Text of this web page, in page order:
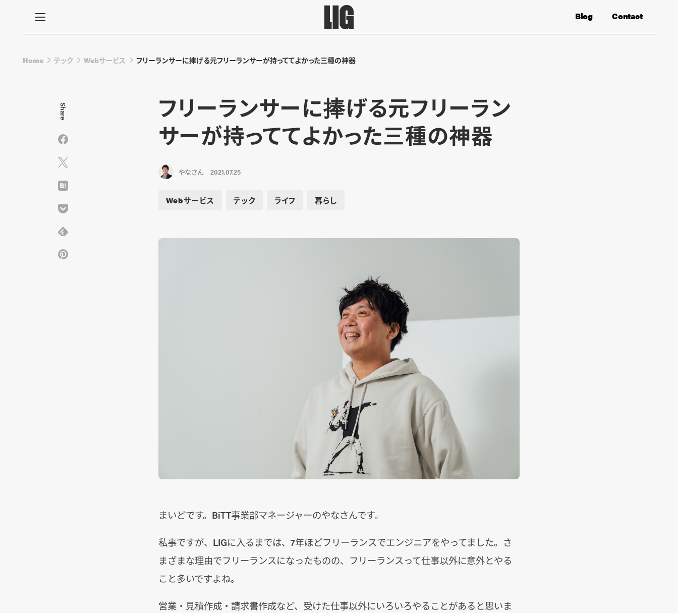
Contact
Blog
Home テック Webサービス フリーランサーに捧げる元フリーランサーが持っててよかった三種の神器
フリーランサーに捧げる元フリーラン
サーが持っててよかった三種の神器
やなさん 2021.07.25
Webサービス テック ライフ 暮らし
まいどです。BiTT事業部マネージャーのやなさんです。
私事ですが、LIGに入るまでは、7年ほどフリーランスでエンジニアをやってました。さ
まざまな理由でフリーランスになったものの、フリーランスって仕事以外に意外とやる
こと多いですよね。
営業・見積作成・請求書作成など、受けた仕事以外にいろいろやることがあると思いま
Share